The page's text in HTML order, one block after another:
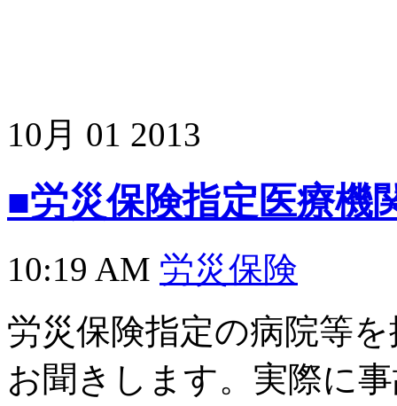
10月 01 2013
■労災保険指定医療機
10:19 AM 労災保険
労災保険指定の病院等
お聞きします。実際に